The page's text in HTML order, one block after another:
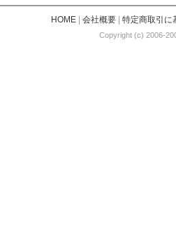
HOME| 会社概要| 特定商取引に
Copyright (c) 2006-